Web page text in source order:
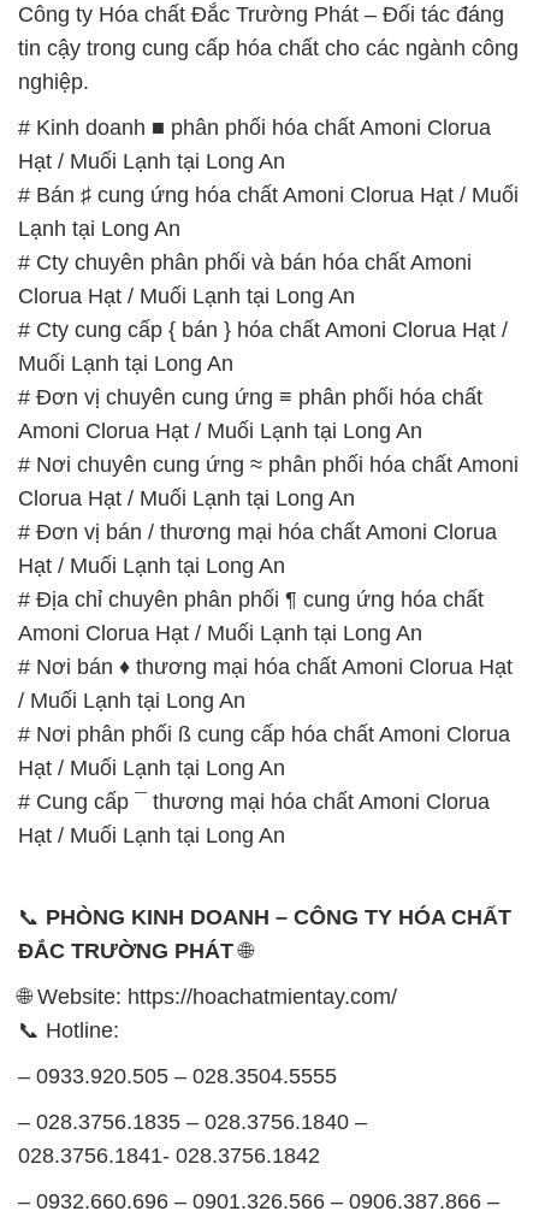
Công ty Hóa chất Đắc Trường Phát – Đối tác đáng
tin cậy trong cung cấp hóa chất cho các ngành công
nghiệp.
# Kinh doanh ■ phân phối hóa chất Amoni Clorua
Hạt / Muối Lạnh tại Long An
# Bán ♯ cung ứng hóa chất Amoni Clorua Hạt / Muối
Lạnh tại Long An
# Cty chuyên phân phối và bán hóa chất Amoni
Clorua Hạt / Muối Lạnh tại Long An
# Cty cung cấp { bán } hóa chất Amoni Clorua Hạt /
Muối Lạnh tại Long An
# Đơn vị chuyên cung ứng ≡ phân phối hóa chất
Amoni Clorua Hạt / Muối Lạnh tại Long An
# Nơi chuyên cung ứng ≈ phân phối hóa chất Amoni
Clorua Hạt / Muối Lạnh tại Long An
# Đơn vị bán / thương mại hóa chất Amoni Clorua
Hạt / Muối Lạnh tại Long An
# Địa chỉ chuyên phân phối ¶ cung ứng hóa chất
Amoni Clorua Hạt / Muối Lạnh tại Long An
# Nơi bán ♦ thương mại hóa chất Amoni Clorua Hạt
/ Muối Lạnh tại Long An
# Nơi phân phối ß cung cấp hóa chất Amoni Clorua
Hạt / Muối Lạnh tại Long An
# Cung cấp ¯ thương mại hóa chất Amoni Clorua
Hạt / Muối Lạnh tại Long An
📞 PHÒNG KINH DOANH – CÔNG TY HÓA CHẤT
ĐẮC TRƯỜNG PHÁT🌐
🌐 Website: https://hoachatmientay.com/
📞 Hotline:
– 0933.920.505 – 028.3504.5555
– 028.3756.1835 – 028.3756.1840 –
028.3756.1841- 028.3756.1842
– 0932.660.696 – 0901.326.566 – 0906.387.866 –